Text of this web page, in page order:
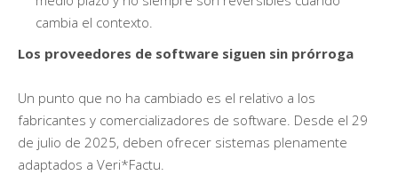
cambia el contexto.
Los proveedores de software siguen sin prórroga
Un punto que no ha cambiado es el relativo a los
fabricantes y comercializadores de software. Desde el 29
de julio de 2025, deben ofrecer sistemas plenamente
adaptados a Veri*Factu.